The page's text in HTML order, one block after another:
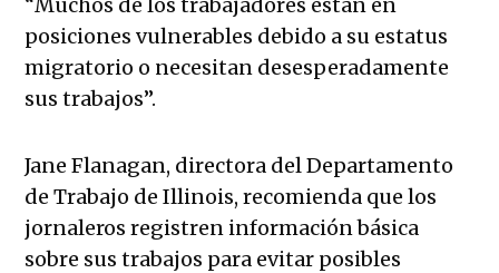
posiciones vulnerables debido a su estatus
migratorio o necesitan desesperadamente
sus trabajos”.
Jane Flanagan, directora del Departamento
de Trabajo de Illinois, recomienda que los
jornaleros registren información básica
sobre sus trabajos para evitar posibles